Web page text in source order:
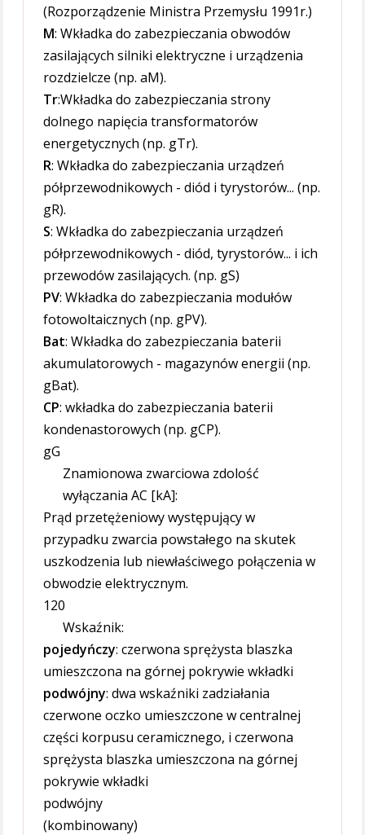
(Rozporządzenie Ministra Przemysłu 1991r.)
M: Wkładka do zabezpieczania obwodów
zasilających silniki elektryczne i urządzenia
rozdzielcze (np. aM).
Tr:Wkładka do zabezpieczania strony
dolnego napięcia transformatorów
energetycznych (np. gTr).
R: Wkładka do zabezpieczania urządzeń
półprzewodnikowych - diód i tyrystorów... (np.
gR).
S: Wkładka do zabezpieczania urządzeń
półprzewodnikowych - diód, tyrystorów... i ich
przewodów zasilających. (np. gS)
PV: Wkładka do zabezpieczania modułów
fotowoltaicznych (np. gPV).
Bat: Wkładka do zabezpieczania baterii
akumulatorowych - magazynów energii (np.
gBat).
CP: wkładka do zabezpieczania baterii
kondenastorowych (np. gCP).
gG
Znamionowa zwarciowa zdolość
wyłączania AC [kA]:
Prąd przetężeniowy występujący w
przypadku zwarcia powstałego na skutek
uszkodzenia lub niewłaściwego połączenia w
obwodzie elektrycznym.
120
Wskaźnik:
pojedyńczy: czerwona sprężysta blaszka
umieszczona na górnej pokrywie wkładki
podwójny: dwa wskaźniki zadziałania
czerwone oczko umieszczone w centralnej
części korpusu ceramicznego, i czerwona
sprężysta blaszka umieszczona na górnej
pokrywie wkładki
podwójny
(kombinowany)